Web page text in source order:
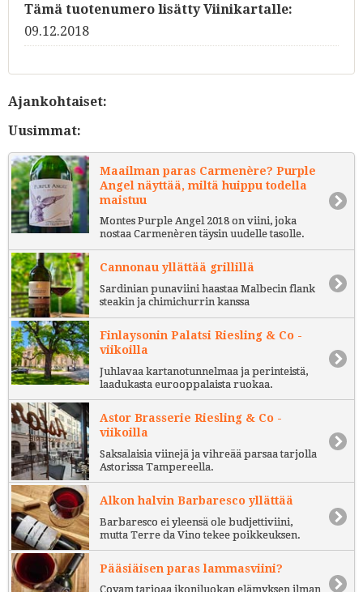
Tämä tuotenumero lisätty Viinikartalle:
09.12.2018
Ajankohtaiset:
Uusimmat:
Maailman paras Carmenère? Purple
Angel näyttää, miltä huippu todella
maistuu
Montes Purple Angel 2018 on viini, joka
nostaa Carmenèren täysin uudelle tasolle.
Cannonau yllättää grillillä
Sardinian punaviini haastaa Malbecin flank
steakin ja chimichurrin kanssa
Finlaysonin Palatsi Riesling & Co -
viikoilla
Juhlavaa kartanotunnelmaa ja perinteistä,
laadukasta eurooppalaista ruokaa.
Astor Brasserie Riesling & Co -
viikoilla
Saksalaisia viinejä ja vihreää parsaa tarjolla
Astorissa Tampereella.
Alkon halvin Barbaresco yllättää
Barbaresco ei yleensä ole budjettiviini,
mutta Terre da Vino tekee poikkeuksen.
Pääsiäisen paras lammasviini?
Coyam tarjoaa ikoniluokan elämyksen ilman